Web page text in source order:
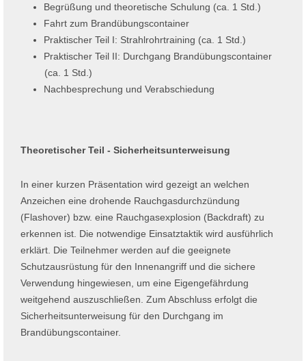
Begrüßung und theoretische Schulung (ca. 1 Std.)
Fahrt zum Brandübungscontainer
Praktischer Teil I: Strahlrohrtraining (ca. 1 Std.)
Praktischer Teil II: Durchgang Brandübungscontainer
(ca. 1 Std.)
Nachbesprechung und Verabschiedung
Theoretischer Teil - Sicherheitsunterweisung
In einer kurzen Präsentation wird gezeigt an welchen
Anzeichen eine drohende Rauchgasdurchzündung
(Flashover) bzw. eine Rauchgasexplosion (Backdraft) zu
erkennen ist. Die notwendige Einsatztaktik wird ausführlich
erklärt. Die Teilnehmer werden auf die geeignete
Schutzausrüstung für den Innenangriff und die sichere
Verwendung hingewiesen, um eine Eigengefährdung
weitgehend auszuschließen. Zum Abschluss erfolgt die
Sicherheitsunterweisung für den Durchgang im
Brandübungscontainer.